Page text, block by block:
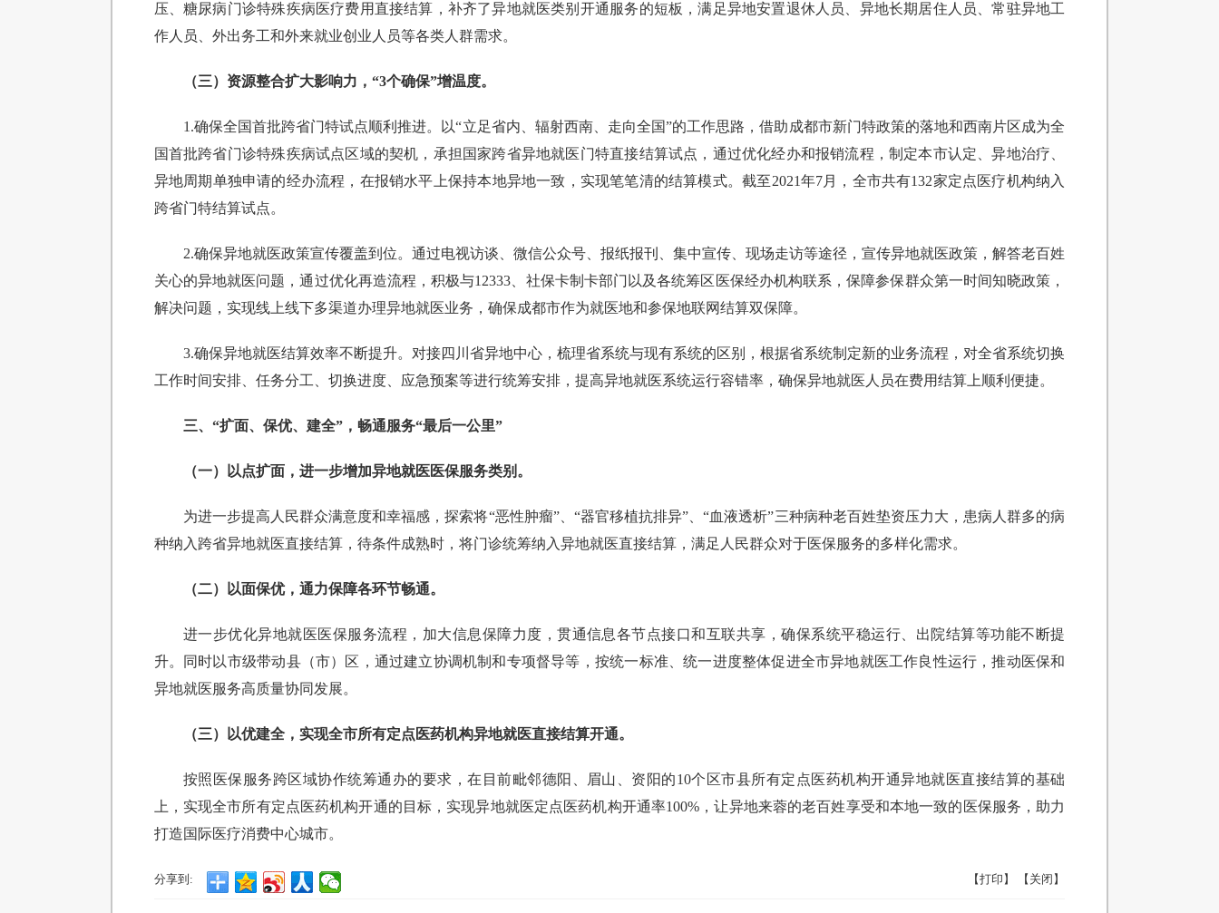
压、糖尿病门诊特殊疾病医疗费用直接结算，补齐了异地就医类别开通服务的短板，满足异地安置退休人员、异地长期居住人员、常驻异地工
作人员、外出务工和外来就业创业人员等各类人群需求。
（三）资源整合扩大影响力，“3个确保”增温度。
1.确保全国首批跨省门特试点顺利推进。以“立足省内、辐射西南、走向全国”的工作思路，借助成都市新门特政策的落地和西南片区成为全
国首批跨省门诊特殊疾病试点区域的契机，承担国家跨省异地就医门特直接结算试点，通过优化经办和报销流程，制定本市认定、异地治疗、
异地周期单独申请的经办流程，在报销水平上保持本地异地一致，实现笔笔清的结算模式。截至2021年7月，全市共有132家定点医疗机构纳入
跨省门特结算试点。
2.确保异地就医政策宣传覆盖到位。通过电视访谈、微信公众号、报纸报刊、集中宣传、现场走访等途径，宣传异地就医政策，解答老百姓
关心的异地就医问题，通过优化再造流程，积极与12333、社保卡制卡部门以及各统筹区医保经办机构联系，保障参保群众第一时间知晓政策，
解决问题，实现线上线下多渠道办理异地就医业务，确保成都市作为就医地和参保地联网结算双保障。
3.确保异地就医结算效率不断提升。对接四川省异地中心，梳理省系统与现有系统的区别，根据省系统制定新的业务流程，对全省系统切换
工作时间安排、任务分工、切换进度、应急预案等进行统筹安排，提高异地就医系统运行容错率，确保异地就医人员在费用结算上顺利便捷。
三、“扩面、保优、建全”，畅通服务“最后一公里”
（一）以点扩面，进一步增加异地就医医保服务类别。
为进一步提高人民群众满意度和幸福感，探索将“恶性肿瘤”、“器官移植抗排异”、“血液透析”三种病种老百姓垫资压力大，患病人群多的病
种纳入跨省异地就医直接结算，待条件成熟时，将门诊统筹纳入异地就医直接结算，满足人民群众对于医保服务的多样化需求。
（二）以面保优，通力保障各环节畅通。
进一步优化异地就医医保服务流程，加大信息保障力度，贯通信息各节点接口和互联共享，确保系统平稳运行、出院结算等功能不断提
升。同时以市级带动县（市）区，通过建立协调机制和专项督导等，按统一标准、统一进度整体促进全市异地就医工作良性运行，推动医保和
异地就医服务高质量协同发展。
（三）以优建全，实现全市所有定点医药机构异地就医直接结算开通。
按照医保服务跨区域协作统筹通办的要求，在目前毗邻德阳、眉山、资阳的10个区市县所有定点医药机构开通异地就医直接结算的基础
上，实现全市所有定点医药机构开通的目标，实现异地就医定点医药机构开通率100%，让异地来蓉的老百姓享受和本地一致的医保服务，助力
打造国际医疗消费中心城市。
分享到: 【打印】 【关闭】